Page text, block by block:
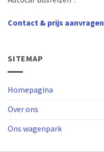
Contact & prijs aanvragen
SITEMAP
Homepagina
Over ons
Ons wagenpark